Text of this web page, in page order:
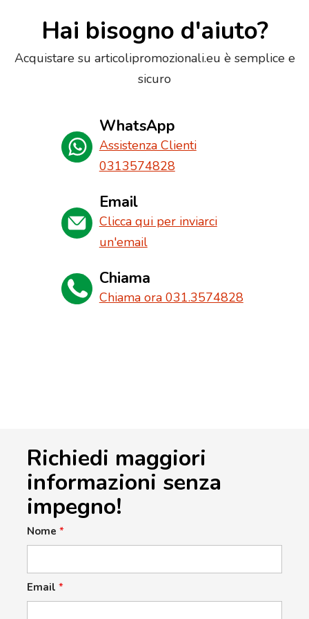
Hai bisogno d'aiuto?
Acquistare su articolipromozionali.eu è semplice e
sicuro
WhatsApp
Assistenza Clienti
0313574828
Email
Clicca qui per inviarci
un'email
Chiama
Chiama ora 031.3574828
Richiedi maggiori
informazioni senza
impegno!
Nome *
Email *